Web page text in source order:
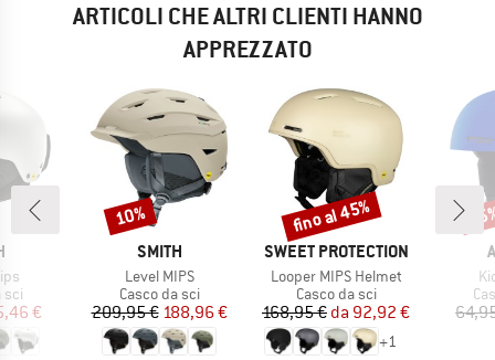
ARTICOLI CHE ALTRI CLIENTI HANNO
APPREZZATO
prodotti
sci
ridotto
€
MARCHIO
SMITH
Articolo
Level MIPS
Gruppo di prodotti
Casco da sci
Prezzo
209,95 €Prezzo ridotto
188,96 €
Sconto
10%
MARCHIO
SWEET PROTECTION
Articolo
Looper MIPS Helmet
Gruppo di prodotti
Casco da sci
Prezzo
168,95 € Prezzo ridotto
da 92,92 €
+1
Sconto
fino al 45%